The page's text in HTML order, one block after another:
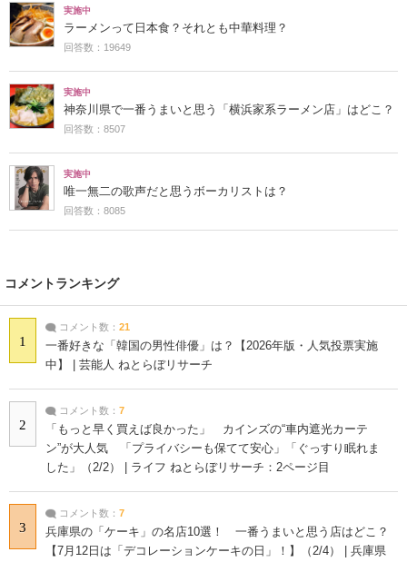
実施中
ラーメンって日本食？それとも中華料理？
回答数：19649
実施中
神奈川県で一番うまいと思う「横浜家系ラーメン店」はどこ？
回答数：8507
実施中
唯一無二の歌声だと思うボーカリストは？
回答数：8085
コメントランキング
1
コメント数： 21
一番好きな「韓国の男性俳優」は？【2026年版・人気投票実施
中】 | 芸能人 ねとらぼリサーチ
2
コメント数： 7
「もっと早く買えば良かった」 カインズの“車内遮光カーテ
ン”が大人気 「プライバシーも保てて安心」「ぐっすり眠れま
した」（2/2） | ライフ ねとらぼリサーチ：2ページ目
3
コメント数： 7
兵庫県の「ケーキ」の名店10選！ 一番うまいと思う店はどこ？
【7月12日は「デコレーションケーキの日」！】（2/4） | 兵庫県